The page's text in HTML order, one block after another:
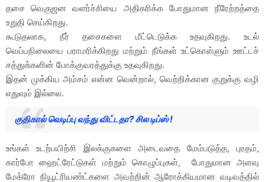
தசை வெகுஜன வளர்ச்சியை அதிகரிக்க போதுமான நீரேற்றத்தை
உறுதி செய்கிறது.
கூடுதலாக, நீர் தசைகளை மீட்டெடுக்க உதவுகிறது. உடல்
வெப்பநிலையை பராமரிக்கிறது மற்றும் நீங்கள் உட்கொள்ளும் ஊட்டச்
சத்துக்களின் போக்குவரத்துக்கு உதவுகிறது.
இதன் முக்கிய அம்சம் என்ன வென்றால், வெற்றிக்கான குறுக்கு வழி
எதுவும் இல்லை.
குதிகால் வெடிப்பு வந்து விட்டதா? சில டிப்ஸ் !
உங்கள் உடற்பயிற்சி இலக்குகளை அடைவதை மேம்படுத்த, புரதம்,
கார்போ ஹைட்ரேட்டுகள் மற்றும் கொழுப்புகள், போதுமான அளவு
மேக்ரோ நியூட்ரியண்ட்களை அவற்றின் ஆரோக்கியமான வடிவத்தில்